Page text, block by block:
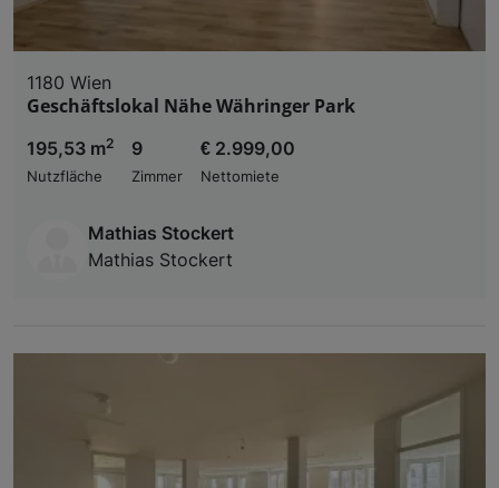
1180 Wien
Geschäftslokal Nähe Währinger Park
195,53 m2
Nutzfläche
9
Zimmer
€ 2.999,00
Nettomiete
Mathias Stockert
Mathias Stockert